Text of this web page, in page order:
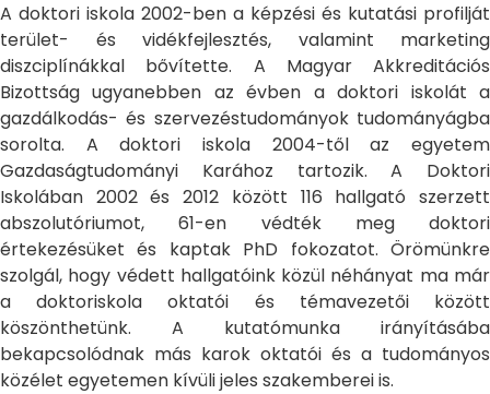
A doktori iskola 2002-ben a képzési és kutatási profilját
terület- és vidékfejlesztés, valamint marketing
diszciplínákkal bővítette. A Magyar Akkreditációs
Bizottság ugyanebben az évben a doktori iskolát a
gazdálkodás- és szervezéstudományok tudományágba
sorolta. A doktori iskola 2004-től az egyetem
Gazdaságtudományi Karához tartozik. A Doktori
Iskolában 2002 és 2012 között 116 hallgató szerzett
abszolutóriumot, 61-en védték meg doktori
értekezésüket és kaptak PhD fokozatot. Örömünkre
szolgál, hogy védett hallgatóink közül néhányat ma már
a doktoriskola oktatói és témavezetői között
köszönthetünk. A kutatómunka irányításába
bekapcsolódnak más karok oktatói és a tudományos
közélet egyetemen kívüli jeles szakemberei is.